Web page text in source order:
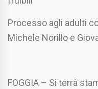
Processo agli adulti
Michele Norillo e
FOGGIA – Si terrà